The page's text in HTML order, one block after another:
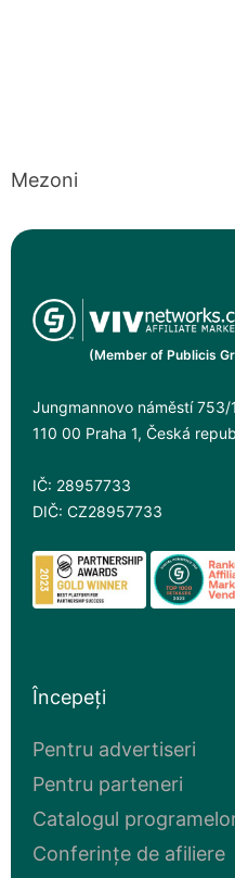
Mezoni
(Member of Publicis
Jungmannovo náměstí 753/
110 00 Praha 1, Česká
IČ: 28957733
DIČ: CZ28957733
Începeți
Pentru advertiseri
Pentru parteneri
Catalogul
Conferințe de afiliere